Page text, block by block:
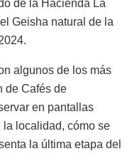
de la Hacienda La
Geisha natural de la
algunos de los más
de Cafés de
en pantallas
la localidad, cómo se
la última etapa del